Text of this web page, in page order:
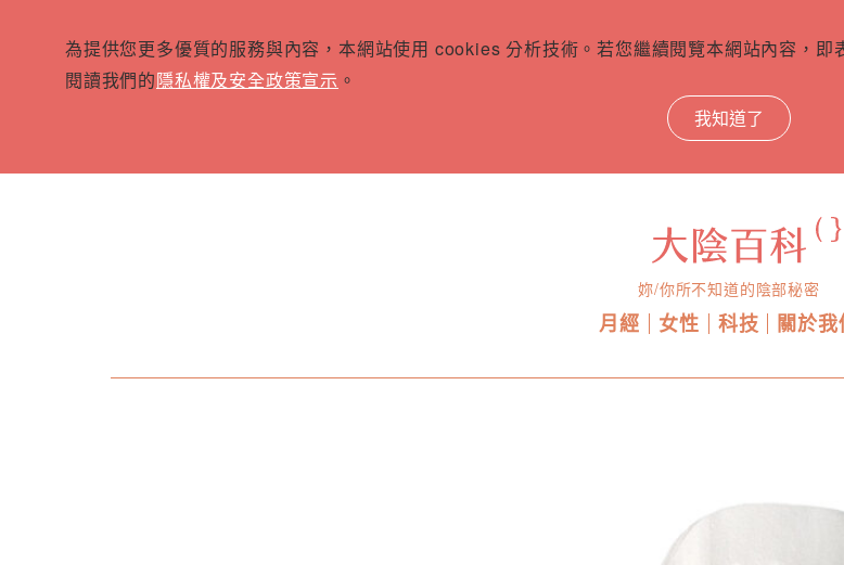
為提供您更多優質的服務與內容，本網站使用 cookies 分析技術。若您繼續閱覽本網站內容，
閱讀我們的隱私權及安全政策宣示 。
我知道了
妳/你所不知道的陰部秘密
月經 女性 科技 關於我